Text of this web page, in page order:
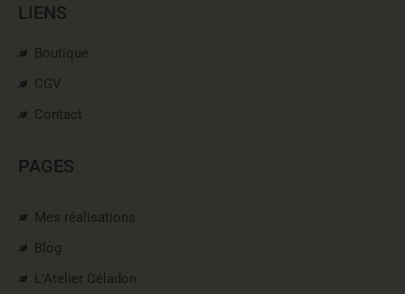
LIENS
Boutique
CGV
Contact
PAGES
Mes réalisations
Blog
L'Atelier Céladon